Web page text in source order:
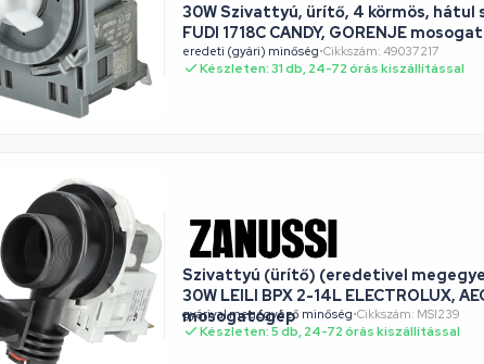
30W Szivattyú, ürítő, 4 körmös, hátul
FUDI 1718C CANDY, GORENJE
eredeti (gyári) minőség•Cikkszám: 49037217
Készleten: 31 db, 24-72 órás kiszállítással
Szivattyú (ürítő) (eredetivel
30W LEILI BPX 2-14L ELECTROLUX,
mosogatógép
gyárival megegyező minőség•Cikkszám: MSI239
Készleten: 5 db, 24-72 órás kiszállítással